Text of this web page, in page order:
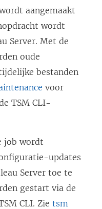
aangemaakt
wordt
Server. Met de
oude
bestanden
voor
TSM CLI-
job wordt
updates
Server toe te
gestart via de
CLI. Zie tsm